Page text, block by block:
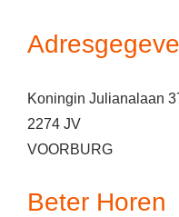
Koningin Julianalaan
2274 JV
VOORBURG
Beter Horen